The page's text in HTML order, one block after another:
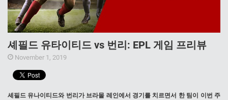
셰필드 유타이티드 vs 번리: EPL 게임 프리뷰
November 1, 2019
셰필드 유나이티드와 번리가 브라몰 레인에서 경기를 치르면서 한 팀이 이번 주